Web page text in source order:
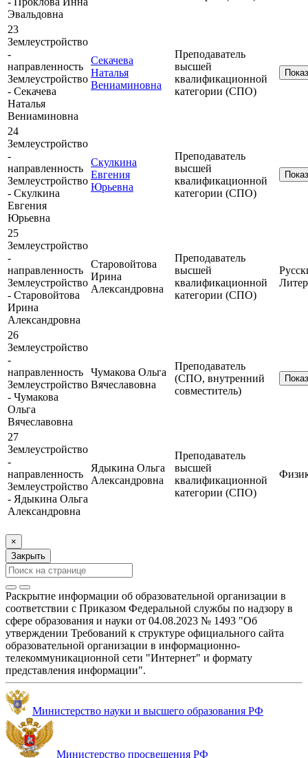
Эвальдовна
23
Землеустройство
-
направленность
Землеустройство
- Секачева
Наталья
Вениаминовна
Секачева
Наталья
Вениаминовна
Преподаватель
высшей
квалификационной
категории (СПО)
24
Землеустройство
-
направленность
Землеустройство
- Скулкина
Евгения
Юрьевна
Скулкина
Евгения
Юрьевна
Преподаватель
высшей
квалификационной
категории (СПО)
25
Землеустройство
-
направленность
Землеустройство
- Старовойтова
Ирина
Александровна
Старовойтова
Ирина
Александровна
Преподаватель
высшей
квалификационной
категории (СПО)
26
Землеустройство
-
направленность
Землеустройство
- Чумакова
Ольга
Вячеславовна
Чумакова Ольга
Вячеславовна
Преподаватель
(СПО, внутренний
совместитель)
27
Землеустройство
-
направленность
Землеустройство
- Ядыкина Ольга
Александровна
Ядыкина Ольга
Александровна
Преподаватель
высшей
квалификационной
категории (СПО)
×
Закрыть
Раскрытие информации об образовательной организации в
соответствии с Приказом Федеральной службы по надзору в
сфере образования и науки от 04.08.2023 № 1493 "Об
утверждении Требований к структуре официального сайта
образовательной организации в информационно-
телекоммуникационной сети "Интернет" и формату
представления информации".
Министерство науки и высшего образования РФ
Министерство просвещения РФ